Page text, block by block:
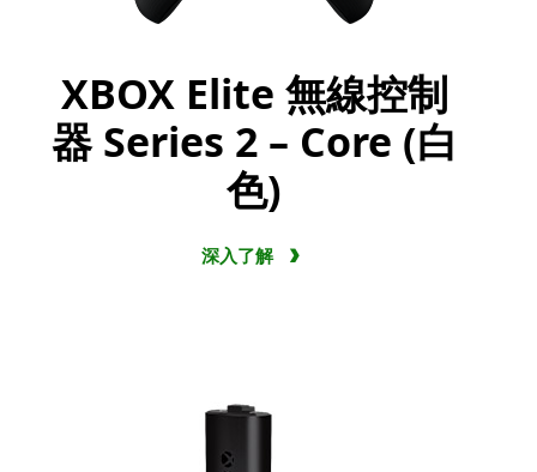
XBOX Elite 無線控制
器 Series 2 – Core (白
色)
深入了解